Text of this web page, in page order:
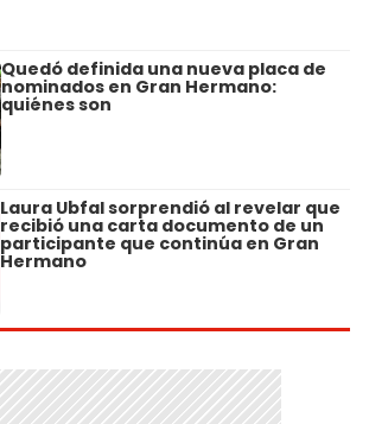
Quedó definida una nueva placa de
nominados en Gran Hermano:
quiénes son
Laura Ubfal sorprendió al revelar que
recibió una carta documento de un
participante que continúa en Gran
Hermano